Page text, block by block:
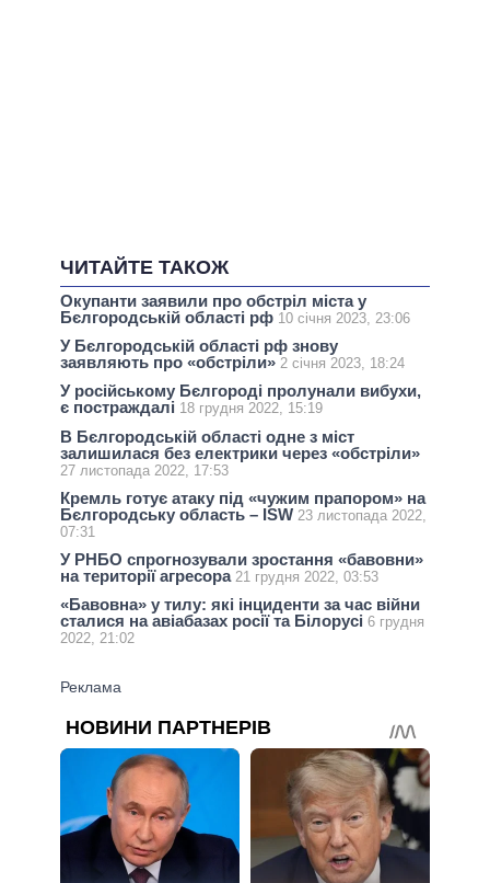
ЧИТАЙТЕ ТАКОЖ
Окупанти заявили про обстріл міста у
Бєлгородській області рф 10 січня 2023, 23:06
У Бєлгородській області рф знову
заявляють про «обстріли» 2 січня 2023, 18:24
У російському Бєлгороді пролунали вибухи,
є постраждалі 18 грудня 2022, 15:19
В Бєлгородській області одне з міст
залишилася без електрики через «обстріли»
27 листопада 2022, 17:53
Кремль готує атаку під «чужим прапором» на
Бєлгородську область – ISW 23 листопада 2022,
07:31
У РНБО спрогнозували зростання «бавовни»
на території агресора 21 грудня 2022, 03:53
«Бавовна» у тилу: які інциденти за час війни
сталися на авіабазах росії та Білорусі 6 грудня
2022, 21:02